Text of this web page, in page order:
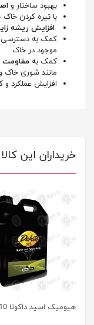
بهبود ساختار و
با تیره کردن
افزایش ریشه
کمک به دسترسی
موجود در خاک
کمک به مقاومت
مانند شوری
افزایش عملکرد
خریداران این
هیومیک اسید داکوتا 10 لیتر